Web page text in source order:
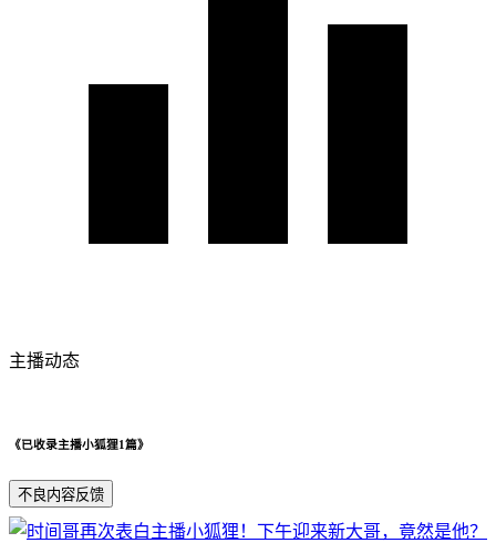
主播动态
《已收录主播小狐狸1篇》
不良内容反馈